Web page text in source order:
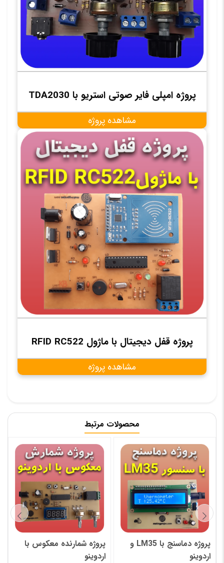
پروژه امپلی فایر صوتی استریو با TDA2030
مشاهده پروژه
پروژه قفل دیجیتال با ماژول RFID RC522
مشاهده پروژه
محصولات مرتبط
پروژه پروگرامر مخصوص
اردوینو
پروژه کنترل لوازم برقی با
صوت